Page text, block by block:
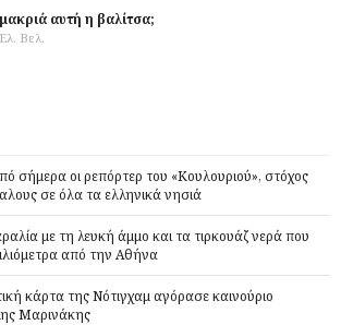
αυτή η βαλίτσα;
Βελ.
σήμερα οι ρεπόρτερ του «Κουλουριού», στόχος
σε όλα τα ελληνικά νησιά
με τη λευκή άμμο και τα τιρκουάζ νερά που
από την Αθήνα
κάρτα της Νότιγχαμ αγόρασε καινούριο
Μαρινάκης